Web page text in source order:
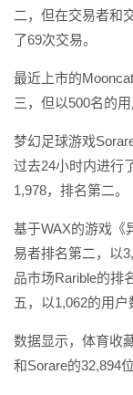
二，但在交易者和
了69次交易。
最近上市的
三，但以500名的
梦幻足球游戏
过去24小时内进行
1,978，排名第二。
基于WAX的游戏《
易者排名第二，以
品市场Rarible的排
五，以1,062的用户
数据显示，体育收
和Sorare的32,894